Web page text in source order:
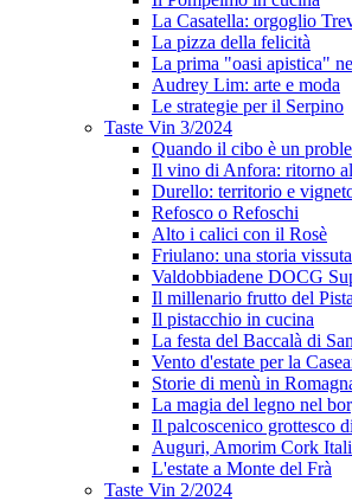
La Casatella: orgoglio
La pizza della felicità
La prima "oasi apistica"
Audrey Lim: arte e moda
Le strategie per il Serpino
Taste Vin 3/2024
Quando il cibo è un
Il vino di Anfora: ritorno
Durello: territorio e
Refosco o Refoschi
Alto i calici con il Rosè
Friulano: una storia vissuta
Valdobbiadene DOCG
Il millenario frutto del
Il pistacchio in cucina
La festa del Baccalà di
Vento d'estate per la
Storie di menù in
La magia del legno nel
Il palcoscenico grottesco
Auguri, Amorim Cork
L'estate a Monte del Frà
Taste Vin 2/2024